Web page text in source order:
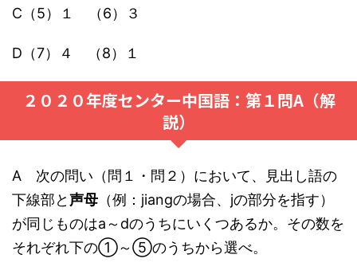
C（5）１ （6）３
D（7）４ （8）１
２０２０年度センター中国語：第１問A（解
説）
A 次の問い（問１・問２）において、見出し語の
下線部と声母 （例：jiangの場合、jの部分を指す）
が同じものはa～dのうちにいくつあるか。その数を
それぞれ下の①～⑤のうちから選べ。